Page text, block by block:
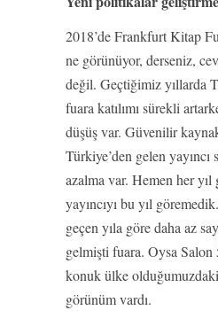
2018’de Frankfurt Kitap
ne görünüyor, derseniz,
değil. Geçtiğimiz yıllarda
fuara katılımı sürekli
düşüş var. Güvenilir
Türkiye’den gelen yayıncı
azalma var. Hemen her
yayıncıyı bu yıl
geçen yıla göre daha az
gelmişti fuara. Oysa Salon
konuk ülke
görünüm vardı.